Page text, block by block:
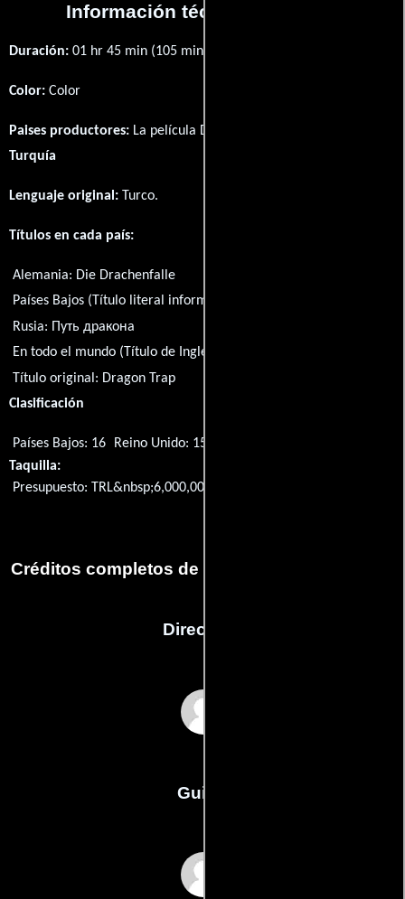
Información técnica y general
Duración: 01 hr 45 min (105 minutos) .
Color: Color
Paises productores: La película Dragon Trap fué producida en
Turquía
Lenguaje original: Turco.
Títulos en cada país:
Alemania: Die Drachenfalle
Países Bajos (Título literal informal):
Rusia: Путь дракона
En todo el mundo (Título de Inglés):
Título original: Dragon Trap
Clasificación
Países Bajos: 16
Reino Unido: 15
Taquilla:
Presupuesto: TRL&nbsp;6,000,000
Créditos completos de la película Dragon Trap
Dirección
Guión